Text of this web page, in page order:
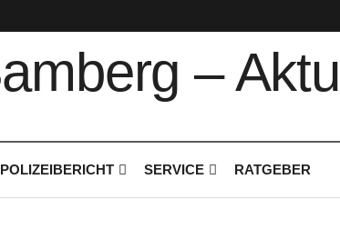
POLIZEIBERICHT SERVICE RATGEBER